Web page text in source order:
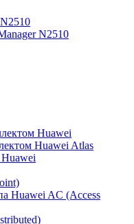
N2510
Huawei
Huawei Atlas
Huawei AC (Access